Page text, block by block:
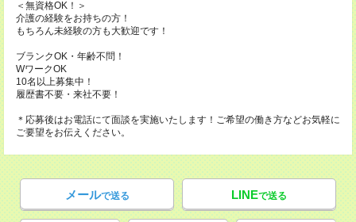
＜無資格OK！＞
介護の経験をお持ちの方！
もちろん未経験の方も大歓迎です！
ブランクOK・年齢不問！
WワークOK
10名以上募集中！
履歴書不要・来社不要！
＊応募後はお電話にて面談を実施いたします！ご希望の働き方などお気軽に
ご要望をお伝えください。
メールで送る LINEで送る